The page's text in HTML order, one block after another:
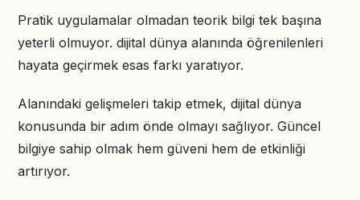
Pratik uygulamalar olmadan teorik bilgi tek başına
yeterli olmuyor. dijital dünya alanında öğrenilenleri
hayata geçirmek esas farkı yaratıyor.
Alanındaki gelişmeleri takip etmek, dijital dünya
konusunda bir adım önde olmayı sağlıyor. Güncel
bilgiye sahip olmak hem güveni hem de etkinliği
artırıyor.